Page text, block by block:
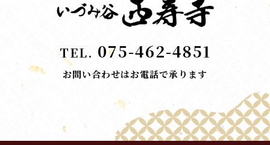
TEL. 075-462-4851
お問い合わせはお電話で承ります